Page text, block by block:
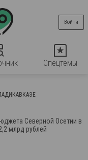
Спецтемы
Войти
Северной Осетии в
млрд рублей